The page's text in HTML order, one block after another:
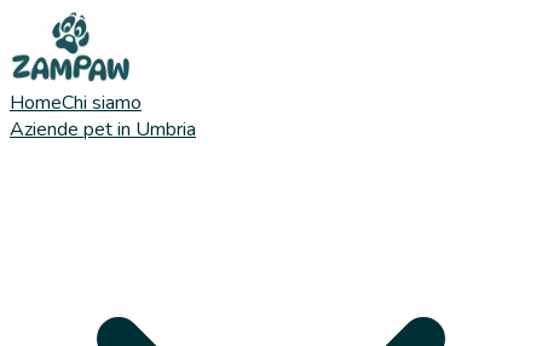
HomeChi siamo
Aziende pet in Umbria